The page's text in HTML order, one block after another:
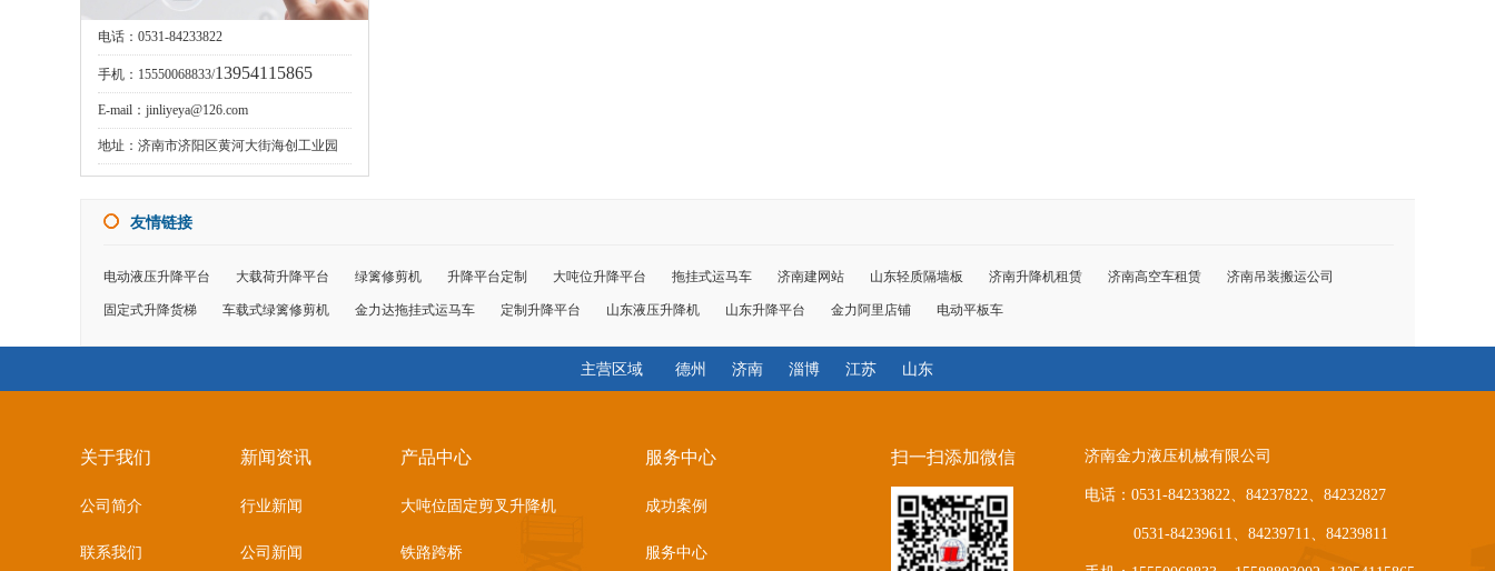
电话：0531-84233822
手机：15550068833/13954115865
E-mail：jinliyeya@126.com
地址：济南市济阳区黄河大街海创工业园
友情链接
电动液压升降平台 大载荷升降平台 绿篱修剪机 升降平台定制 大吨位升降平台 拖挂式运马车 济南建网站 山东轻质隔墙板 济南升降机租赁 济南高空车租赁 济南吊装搬运公司
固定式升降货梯 车载式绿篱修剪机 金力达拖挂式运马车 定制升降平台 山东液压升降机 山东升降平台 金力阿里店铺 电动平板车
主营区域 德州 济南 淄博 江苏 山东
关于我们
公司简介
联系我们
新闻资讯
行业新闻
公司新闻
产品中心
大吨位固定剪叉升降机
铁路跨桥
服务中心
成功案例
服务中心
扫一扫添加微信 济南金力液压机械有限公司
电话：0531-84233822、84237822、84232827
0531-84239611、84239711、84239811